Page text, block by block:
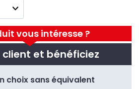
vous intéresse ?
client et bénéficiez
choix sans équivalent